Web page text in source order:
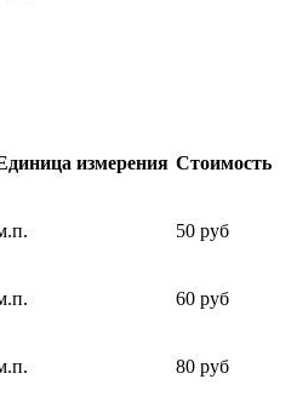
измерения Стоимость
50 руб
60 руб
80 руб